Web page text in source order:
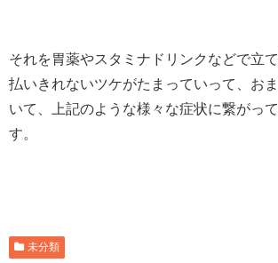
それを胃薬やスタミナドリンクなどで立
払いきれないツケがたまっていって、お
いて、上記のような様々な症状に繋がっ
す。
未分類